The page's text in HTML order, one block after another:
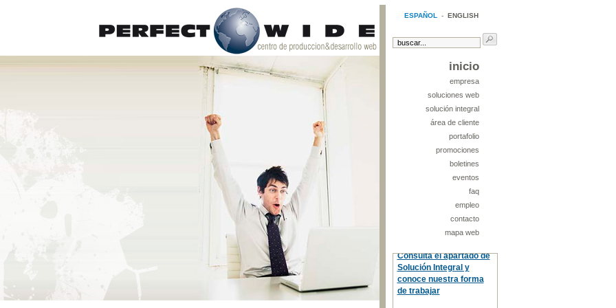
ESPAÑOL - ENGLISH
inicio
empresa
soluciones web
solución integral
área de cliente
portafolio
promociones
boletines
eventos
faq
empleo
contacto
mapa web
Consulta el apartado de
Solución Integral y
conoce nuestra forma
de trabajar